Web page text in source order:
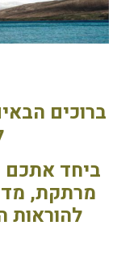
ברוכים
ביחד אתכם
מרתקת,
להוראות